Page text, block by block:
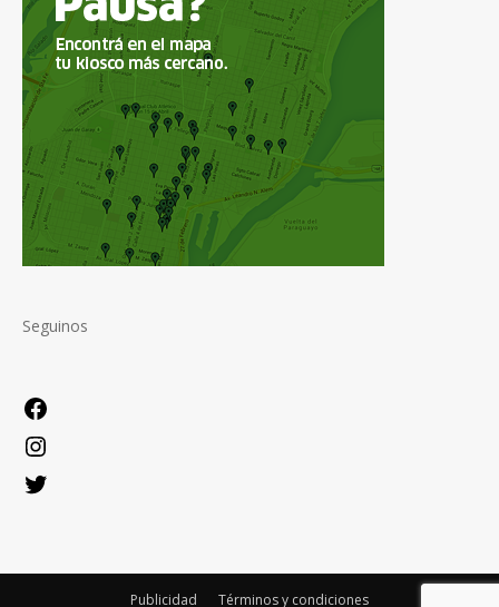
Seguinos
Publicidad Términos y condiciones